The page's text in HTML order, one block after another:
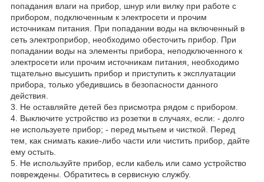
попадания влаги на прибор, шнур или вилку при работе с
прибором, подключенным к электросети и прочим
источникам питания. При попадании воды на включенный в
сеть электроприбор, необходимо обесточить прибор. При
попадании воды на элементы прибора, неподключенного к
электросети или прочим источникам питания, необходимо
тщательно высушить прибор и приступить к эксплуатации
прибора, только убедившись в безопасности данного
действия.
3. Не оставляйте детей без присмотра рядом с прибором.
4. Выключите устройство из розетки в случаях, если: - долго
не используете прибор; - перед мытьем и чисткой. Перед
тем, как снимать какие-либо части или чистить прибор, дайте
ему остыть.
5. Не используйте прибор, если кабель или само устройство
повреждены. Обратитесь в сервисную службу.